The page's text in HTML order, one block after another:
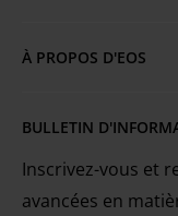
Emplacements EOS
Portail client
BULLETIN
Inscrivez-vous et
avancées en
À PROPOS D'EOS
technologies pour
métaux et des